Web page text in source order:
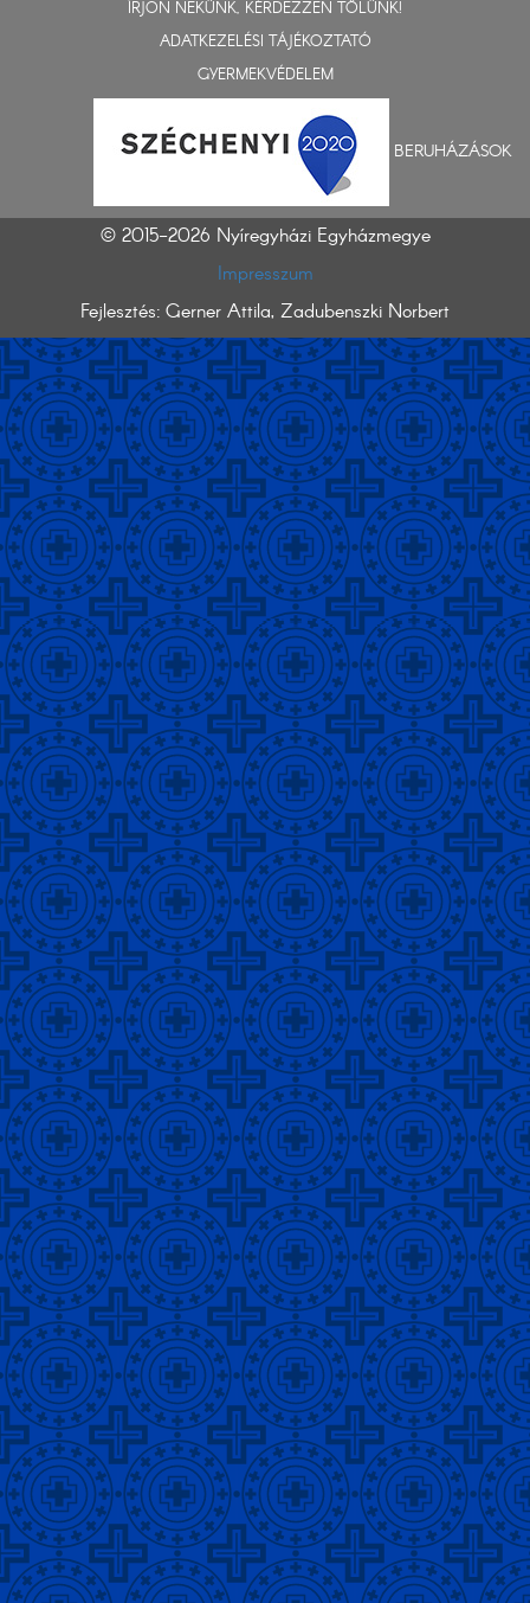
ÍRJON NEKÜNK, KÉRDEZZEN TŐLÜNK!
ADATKEZELÉSI TÁJÉKOZTATÓ
GYERMEKVÉDELEM
BERUHÁZÁSOK
© 2015-2026 Nyíregyházi Egyházmegye
Impresszum
Fejlesztés: Gerner Attila, Zadubenszki Norbert